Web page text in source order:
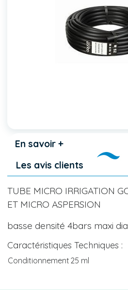
En savoir +
Les avis clients
TUBE MICRO IRRIGATION
ET MICRO ASPERSION
basse densité 4bars maxi
Caractéristiques Techniques :
Conditionnement 25 ml